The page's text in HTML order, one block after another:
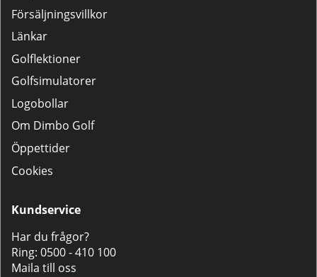
Försäljningsvillkor
Länkar
Golflektioner
Golfsimulatorer
Logobollar
Om Dimbo Golf
Öppettider
Cookies
Kundservice
Har du frågor?
Ring: 0500 - 410 100
Maila till oss